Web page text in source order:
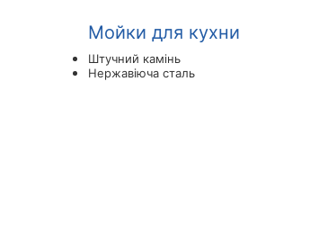
Мойки для кухни
Штучний камінь
Нержавіюча сталь